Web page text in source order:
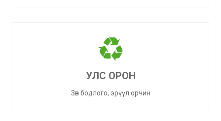
УЛС ОРОН
Зөв бодлого, эрүүл орчин